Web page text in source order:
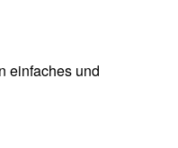
einfaches und